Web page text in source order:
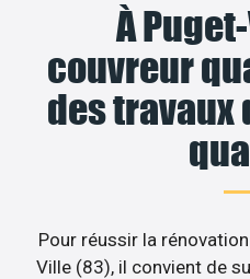
À
couvreur
des travaux
Pour réussir la
Ville (83), il convient de